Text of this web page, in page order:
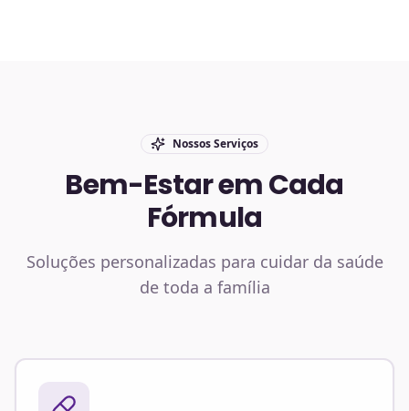
Nossos Serviços
Bem-Estar em Cada
Fórmula
Soluções personalizadas para cuidar da saúde
de toda a família